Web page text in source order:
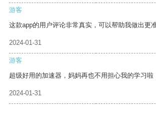
游客
这款app的用户评论非常真实，可以帮助我做出更
2024-01-31
游客
超级好用的加速器，妈妈再也不用担心我的学习啦
2024-01-31